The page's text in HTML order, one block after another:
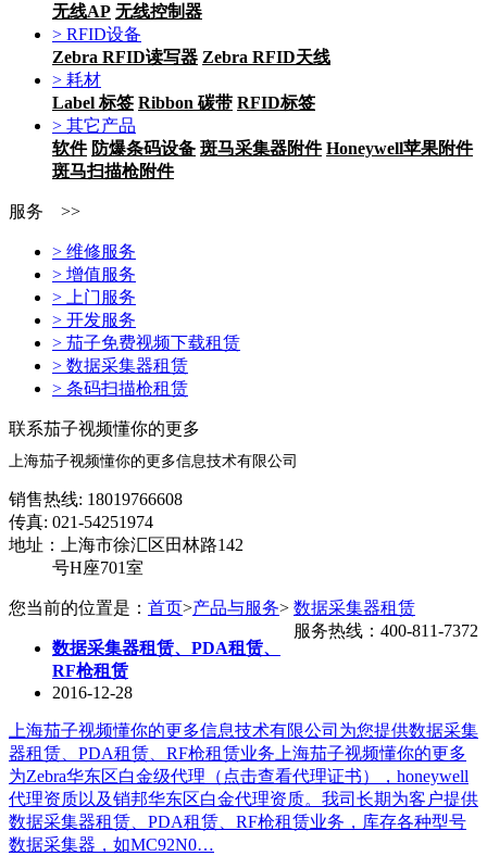
无线AP 无线控制器
> RFID设备
Zebra RFID读写器 Zebra RFID天线
> 耗材
Label 标签 Ribbon 碳带 RFID标签
> 其它产品
软件 防爆条码设备 斑马采集器附件 Honeywell苹果附件
斑马扫描枪附件
服务 >>
> 维修服务
> 增值服务
> 上门服务
> 开发服务
> 茄子免费视频下载租赁
> 数据采集器租赁
> 条码扫描枪租赁
联系茄子视频懂你的更多
上海茄子视频懂你的更多信息技术有限公司
销售热线: 18019766608
传真: 021-54251974
地址：上海市徐汇区田林路142
号H座701室
您当前的位置是： 首页>产品与服务> 数据采集器租赁
服务热线：400-811-7372
数据采集器租赁、PDA租赁、
RF枪租赁
2016-12-28
上海茄子视频懂你的更多信息技术有限公司为您提供数据采集
器租赁、PDA租赁、RF枪租赁业务上海茄子视频懂你的更多
为Zebra华东区白金级代理（点击查看代理证书），honeywell
代理资质以及销邦华东区白金代理资质。我司长期为客户提供
数据采集器租赁、PDA租赁、RF枪租赁业务，库存各种型号
数据采集器，如MC92N0…